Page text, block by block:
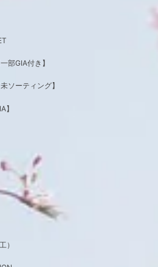
部GIA付き】
ソーティング】
】
）